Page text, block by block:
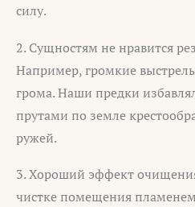
силу.
2. Сущностям не нравится
Например, громкие
грома. Наши предки
прутами по земле
ружей.
3. Хороший эффект
чистке помещения